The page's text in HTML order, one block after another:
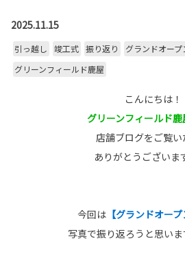
2025.11.15
引っ越し 竣工式 振り返り
グランドオー
グリーンフィールド鹿屋
こんにちは！
グリーンフィールド鹿
店舗ブログをご覧い
ありがとうござい
今回は【グランドオープ
写真で振り返ろうと思い